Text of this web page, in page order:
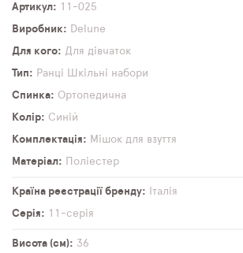
Артикул
11-025
Виробник
Delune
Для кого
Для дівчаток
Тип
Ранці Шкільні набори
Спинка
Ортопедична
Колір
Синій
Комплектація
Мішок для взуття
Матеріал
Поліестер
Країна реєстрації бренду
Італія
Серія
11-серія
Висота (см)
36